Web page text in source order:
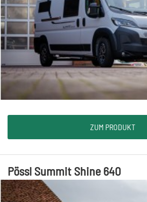
ZUM PRODUKT
Pössl Summit Shine 640